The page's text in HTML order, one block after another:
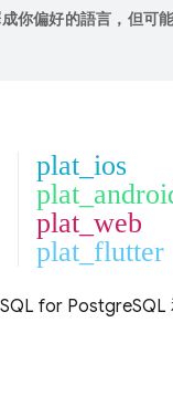
你偏好的語言，但可
plat_ios
plat_web
plat_flutter
for PostgreSQL